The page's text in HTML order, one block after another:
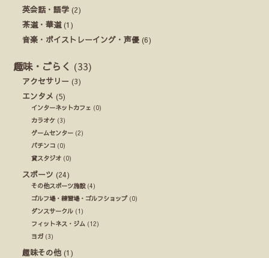
英会話・語学 (2)
茶道・華道(1)
音楽・ボイストレーイング・声優 (6)
趣味・ごらく (33)
アクセサリー (3)
エンタメ (5)
インターネットカフェ (0)
カラオケ (3)
ゲームセンター (2)
パチンコ (0)
貸スタジオ (0)
スポーツ (24)
その他スポーツ施設(4)
ゴルフ場・練習場・ゴルフショップ(0)
ダンスサークル (1)
フィットネス・ジム (12)
ヨガ (3)
趣味その他 (1)